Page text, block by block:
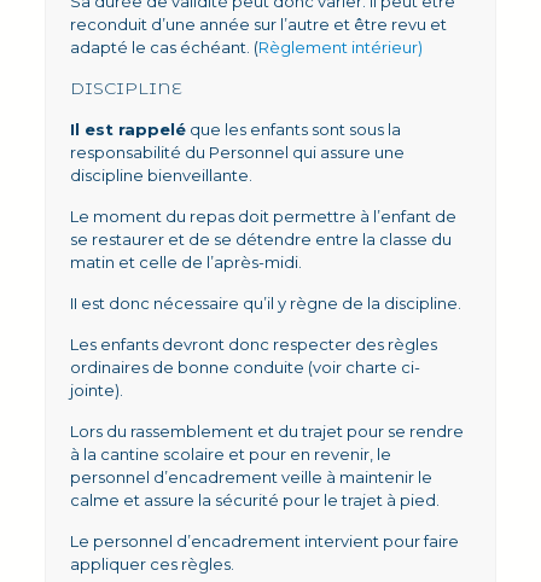
reconduit d’une année sur l’autre et être revu et
adapté le cas échéant. (Règlement intérieur)
DISCIPLINE
Il est rappeléque les enfants sont sous la
responsabilité du Personnel qui assure une
discipline bienveillante.
Le moment du repas doit permettre à l’enfant de
se restaurer et de se détendre entre la classe du
matin et celle de l’après-midi.
II est donc nécessaire qu’il y règne de la discipline.
Les enfants devront donc respecter des règles
ordinaires de bonne conduite (voir charte ci-
jointe).
Lors du rassemblement et du trajet pour se rendre
à la cantine scolaire et pour en revenir, le
personnel d’encadrement veille à maintenir le
calme et assure la sécurité pour le trajet à pied.
Le personnel d’encadrement intervient pour faire
appliquer ces règles.